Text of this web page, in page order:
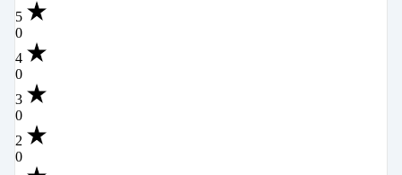
5
0
4
0
3
0
2
0